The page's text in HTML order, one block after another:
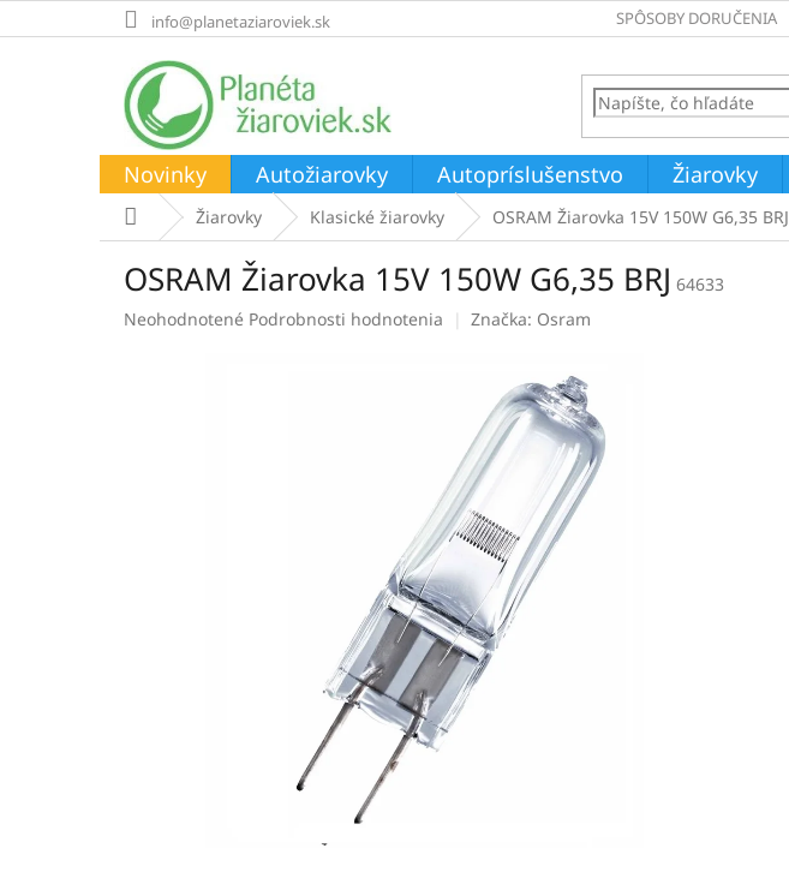
na
info@planetaziaroviek.sk SPÔSOBY DORUČENIA
Novinky Autožiarovky Autopríslušenstvo Žiarovky
DomovŽiarovky Klasické žiarovky OSRAM Žiarovka 15V 150W G6,35 BRJ
OSRAM Žiarovka 15V 150W G6,35 BRJ 64633
Priemerné
Neohodnotené Podrobnosti hodnotenia Značka: Osram